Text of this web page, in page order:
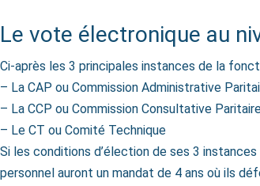
Le vote électronique au
Ci-après les 3 principales instances de la
– La CAP ou Commission Administrative
– La CCP ou Commission Consultative
– Le CT ou Comité Technique
Si les conditions d’élection de ses 3
personnel auront un mandat de 4 ans où ils